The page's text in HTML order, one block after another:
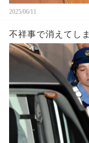
2025/06/11
不祥事で消えてし